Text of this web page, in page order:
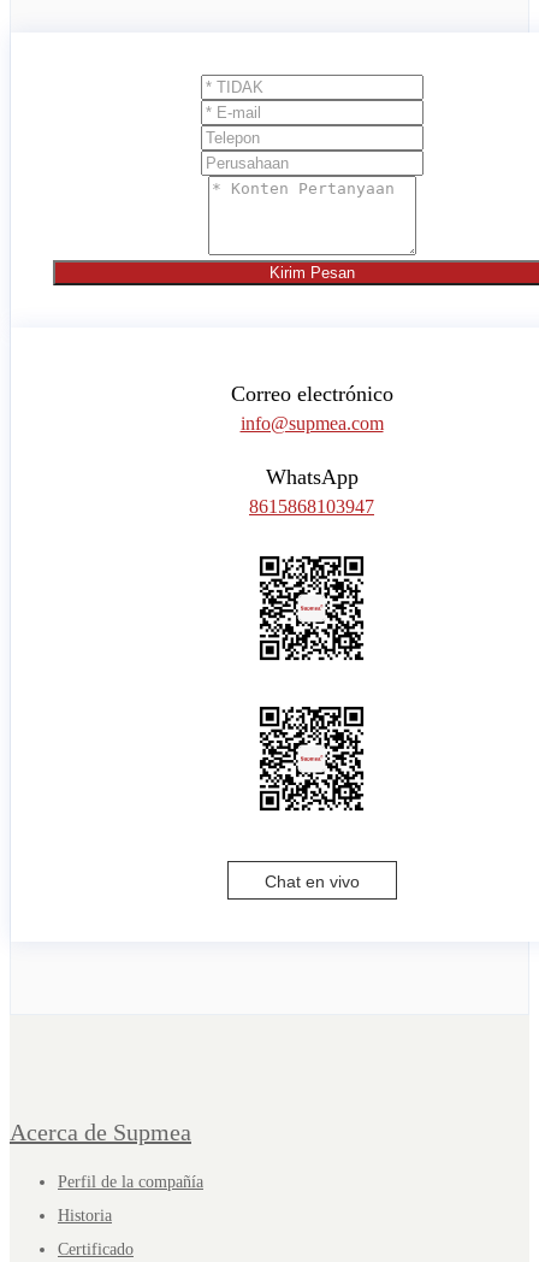
Kirim Pesan
Correo electrónico
info@supmea.com
WhatsApp
8615868103947
Chat en vivo
Acerca de Supmea
Perfil de la compañía
Historia
Certificado